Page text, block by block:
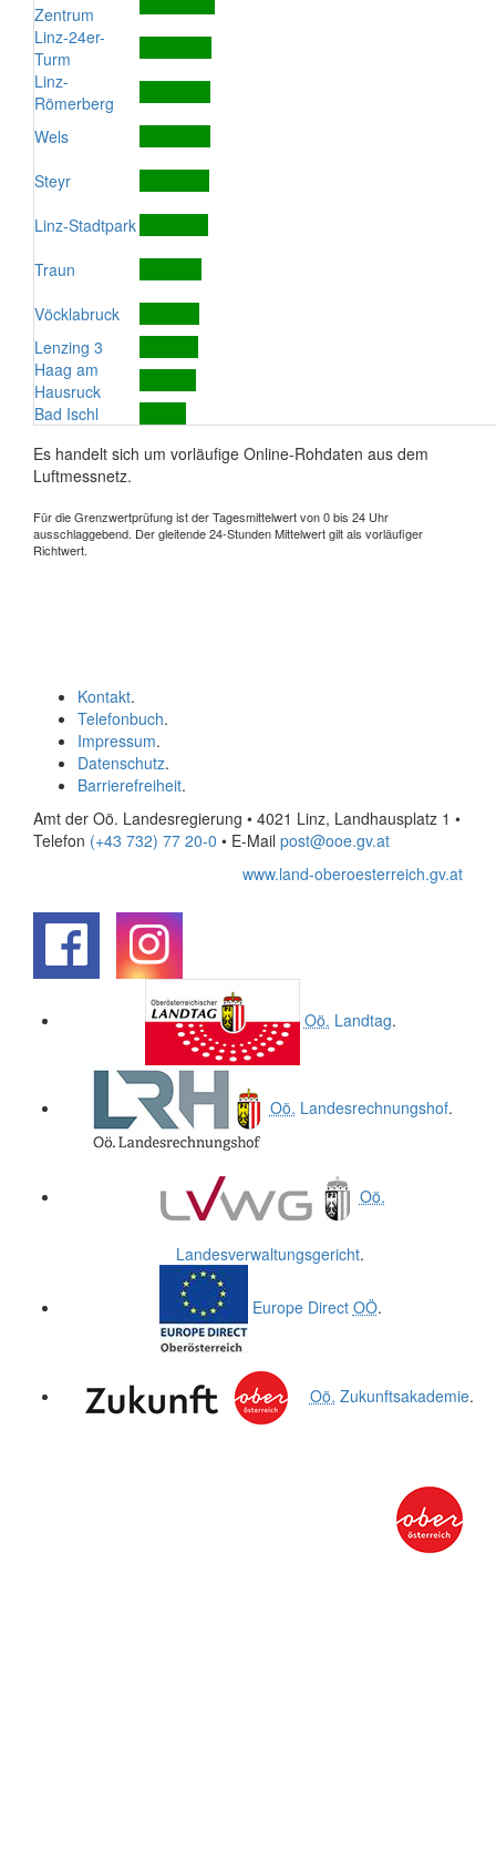
Zentrum
Linz-24er-
Turm
Linz-
Römerberg
Wels
Steyr
Linz-Stadtpark
Traun
Vöcklabruck
Lenzing 3
Haag am
Hausruck
Bad Ischl
Es handelt sich um vorläufige Online-Rohdaten aus dem
Luftmessnetz.
Für die Grenzwertprüfung ist der Tagesmittelwert von 0 bis 24 Uhr
ausschlaggebend. Der gleitende 24-Stunden Mittelwert gilt als vorläufiger
Richtwert.
Kontakt.
Telefonbuch.
Impressum.
Datenschutz.
Barrierefreiheit.
Amt der Oö. Landesregierung • 4021 Linz, Landhausplatz 1 •
Telefon (+43 732) 77 20-0 • E-Mail post@ooe.gv.at
www.land-oberoesterreich.gv.at
Oö. Landtag.
Oö. Landesrechnungshof.
Oö.
Landesverwaltungsgericht.
Europe Direct OÖ.
Oö. Zukunftsakademie.